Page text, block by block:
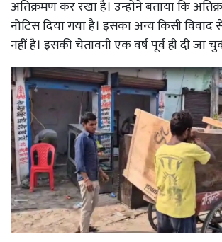
अतिक्रमण कर रखा है। उन्होंने बताया कि
नोटिस दिया गया है। इसका अन्य किसी विवाद
नहीं है। इसकी चेतावनी एक वर्ष पूर्व ही दी जा